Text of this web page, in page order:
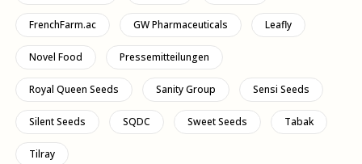
FrenchFarm.ac GW Pharmaceuticals Leafly
Novel Food Pressemitteilungen
Royal Queen Seeds Sanity Group Sensi Seeds
Silent Seeds SQDC Sweet Seeds Tabak
Tilray